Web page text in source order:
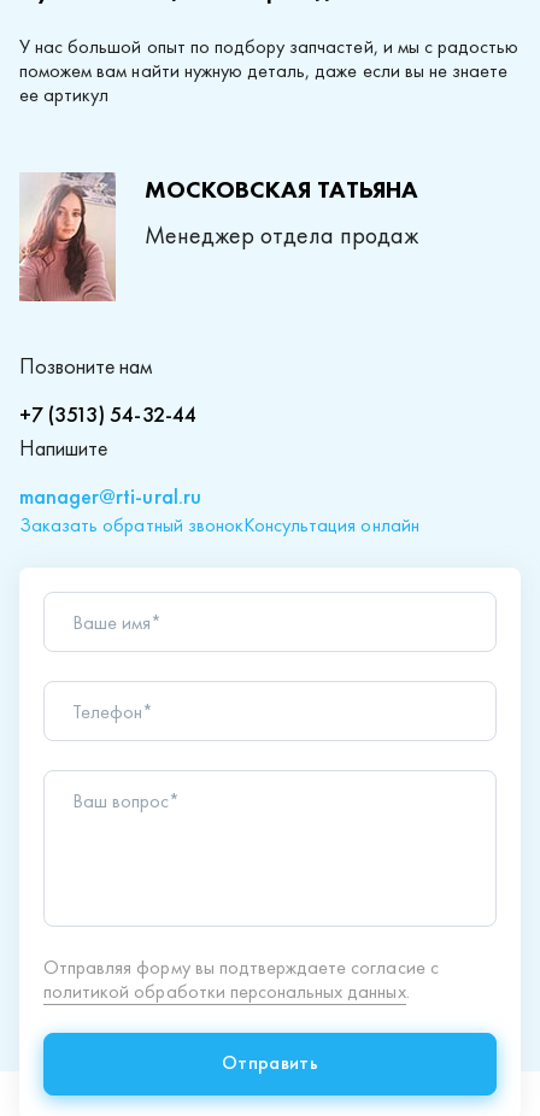
У нас большой опыт по подбору запчастей, и мы с радостью
поможем вам найти нужную деталь, даже если вы не знаете
ее артикул
МОСКОВСКАЯ ТАТЬЯНА
Менеджер отдела продаж
Позвоните нам
+7 (3513) 54-32-44
Напишите
manager@rti-ural.ru
Заказать обратный звонокКонсультация онлайн
Ваше имя*
Телефон*
Ваш вопрос*
Отправляя форму вы подтверждаете согласие с
политикой обработки персональных данных